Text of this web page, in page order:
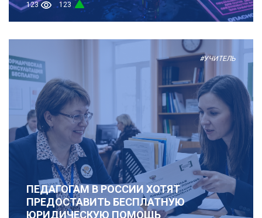
123 123
#УЧИТЕЛЬ
ПЕДАГОГАМ В РОССИИ ХОТЯТ
ПРЕДОСТАВИТЬ БЕСПЛАТНУЮ
ЮРИДИЧЕСКУЮ ПОМОЩЬ